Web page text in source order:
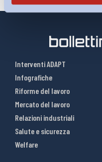
Interventi ADAPT
Infografiche
Riforme del lavoro
Mercato del lavoro
Relazioni industriali
Salute e sicurezza
Welfare